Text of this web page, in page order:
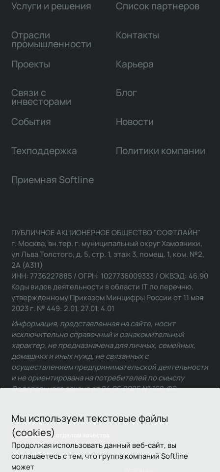
Мы используем текстовые файлы
(cookies)
Продолжая использовать данный веб-сайт, вы
соглашаетесь с тем, что группа компаний Softline
может
Услуги и решения
Отрасли
промышленности
Проекты
Связи с
инвесторами
Список партнеров
Контакты
Карьера
Блог
События Новости
Техподдержка Политики компании
Приемная Softline
Связаться с отделом качества
ПУБЛИЧНОЕ АКЦИОНЕРНОЕ ОБЩЕСТВО "СОФТЛАЙН"
г. Москва, вн.тер. г. муниципальный округ Хамовники,
ул Льва Толстого, д. 5, стр. 1, этаж 3, помещ. 1, ком. №2,
2А (А311)
ИНН: 7736227885 / ОГРН: 1027736009333 / ОКВЭД: 46.90
Коды видов деятельности в области IT по перечню,
утвержденному Приказом Минцифры России от 11 мая
2023 г. № 449: 2.01, 27.01, 4.01
Информация, представленная на сайте, носит
исключительно справочный и ознакомительный
характер, не предназначена для личных, семейных,
домашних и иных нужд, не связанных с
осуществлением предпринимательской деятельности
и не ориентирована на потребителей по смыслу
Федерального закона от 24.06.2025 № 168-ФЗ.